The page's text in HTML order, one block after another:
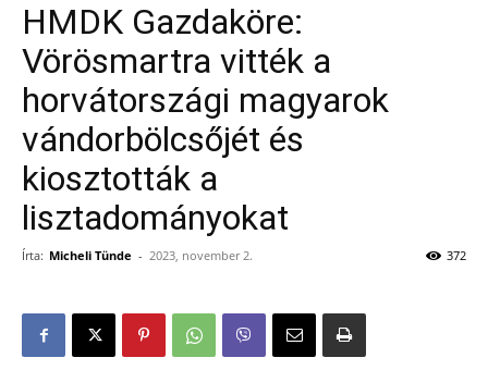
HMDK Gazdaköre:
Vörösmartra vitték a
horvátországi magyarok
vándorbölcsőjét és
kiosztották a
lisztadományokat
Írta: Micheli Tünde - 2023, november 2. 372